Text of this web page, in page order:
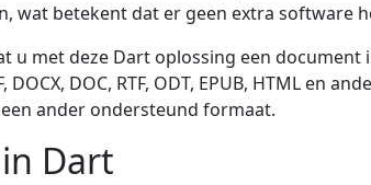
wat betekent dat er geen extra software
u met deze Dart oplossing een
DOC, RTF, ODT, EPUB, HTML en
ander ondersteund formaat.
Dart